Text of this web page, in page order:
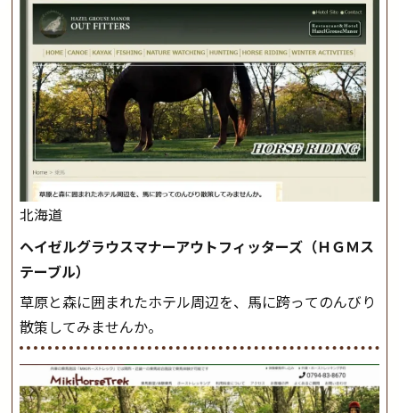
北海道
ヘイゼルグラウスマナーアウトフィッターズ（ＨＧＭス
テーブル）
草原と森に囲まれたホテル周辺を、馬に跨ってのんびり
散策してみませんか。